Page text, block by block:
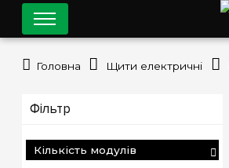
Фільтр
Кількість модулів
Головна Щити електричні